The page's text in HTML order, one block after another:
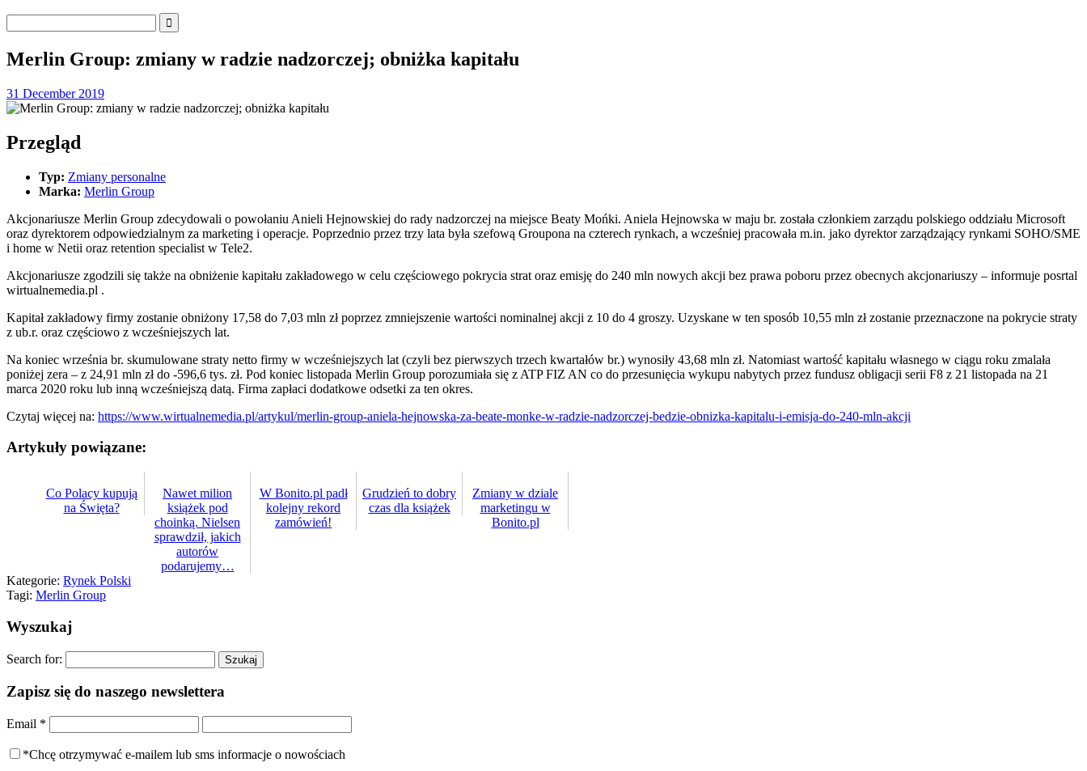
Merlin Group: zmiany w radzie nadzorczej; obniżka kapitału
31 December 2019
Przegląd
Typ: Zmiany personalne
Marka: Merlin Group
Akcjonariusze Merlin Group zdecydowali o powołaniu Anieli Hejnowskiej do rady nadzorczej na miejsce Beaty Mońki. Aniela Hejnowska w maju br. została członkiem zarządu polskiego oddziału Microsoft
oraz dyrektorem odpowiedzialnym za marketing i operacje. Poprzednio przez trzy lata była szefową Groupona na czterech rynkach, a wcześniej pracowała m.in. jako dyrektor zarządzający rynkami SOHO/SME
i home w Netii oraz retention specialist w Tele2.
Akcjonariusze zgodzili się także na obniżenie kapitału zakładowego w celu częściowego pokrycia strat oraz emisję do 240 mln nowych akcji bez prawa poboru przez obecnych akcjonariuszy – informuje posrtal
wirtualnemedia.pl .
Kapitał zakładowy firmy zostanie obniżony 17,58 do 7,03 mln zł poprzez zmniejszenie wartości nominalnej akcji z 10 do 4 groszy. Uzyskane w ten sposób 10,55 mln zł zostanie przeznaczone na pokrycie straty
z ub.r. oraz częściowo z wcześniejszych lat.
Na koniec września br. skumulowane straty netto firmy w wcześniejszych lat (czyli bez pierwszych trzech kwartałów br.) wynosiły 43,68 mln zł. Natomiast wartość kapitału własnego w ciągu roku zmalała
poniżej zera – z 24,91 mln zł do -596,6 tys. zł. Pod koniec listopada Merlin Group porozumiała się z ATP FIZ AN co do przesunięcia wykupu nabytych przez fundusz obligacji serii F8 z 21 listopada na 21
marca 2020 roku lub inną wcześniejszą datą. Firma zapłaci dodatkowe odsetki za ten okres.
Czytaj więcej na: https://www.wirtualnemedia.pl/artykul/merlin-group-aniela-hejnowska-za-beate-monke-w-radzie-nadzorczej-bedzie-obnizka-kapitalu-i-emisja-do-240-mln-akcji
Artykuły powiązane:
Co Polacy kupują
na Święta?
Nawet milion
książek pod
choinką. Nielsen
sprawdził, jakich
autorów
podarujemy…
W Bonito.pl padł
kolejny rekord
zamówień!
Grudzień to dobry
czas dla książek
Zmiany w dziale
marketingu w
Bonito.pl
Kategorie: Rynek Polski
Tagi: Merlin Group
Wyszukaj
Search for:
Zapisz się do naszego newslettera
Email *
*Chcę otrzymywać e-mailem lub sms informacje o nowościach